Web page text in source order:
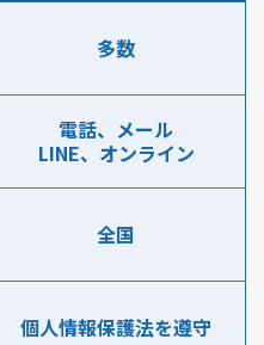
多数
電話、メール
LINE、オンライン
全国
個人情報保護法を遵守